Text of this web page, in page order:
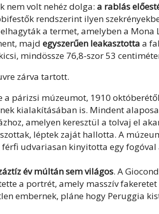
nem volt nehéz dolga: a rablás
rendszerint ilyen
a termet, amelyben a
majd egyszerűen leakasztotta a
mindössze 76,8-szor 53
zárva tartott.
a párizsi múzeumot, 1910
kialakításában is. Mindent
amelyen keresztül a tolvaj el
léptek zaját hallotta. A
udvariasan kinyitotta egy
év múltán sem világos. A
a portrét, amely masszív
embernek, pláne hogy Peruggia